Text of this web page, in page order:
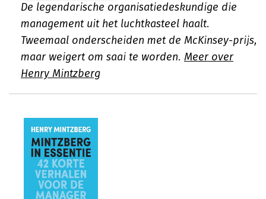
De legendarische organisatiedeskundige die
management uit het luchtkasteel haalt.
Tweemaal onderscheiden met de McKinsey-prijs,
maar weigert om saai te worden. Meer over
Henry Mintzberg